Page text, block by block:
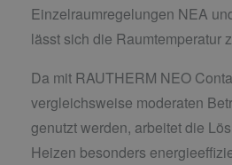
Einzelraumregelungen NEA
lässt sich die Raumtemperatur
Da mit RAUTHERM NEO
vergleichsweise moderaten
genutzt werden, arbeitet die
Heizen besonders